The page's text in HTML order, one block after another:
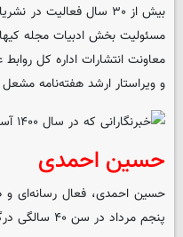
بیش از ۳۰ سال فعالیت
معاونت انتشارات اداره کل
و ویراستار ارشد هفته‌نامه
حسین احمدی
حسین احمدی، فعال رسانه‌ای و
پنجم مرداد در سن ۴۰ سالگی درگذشت.